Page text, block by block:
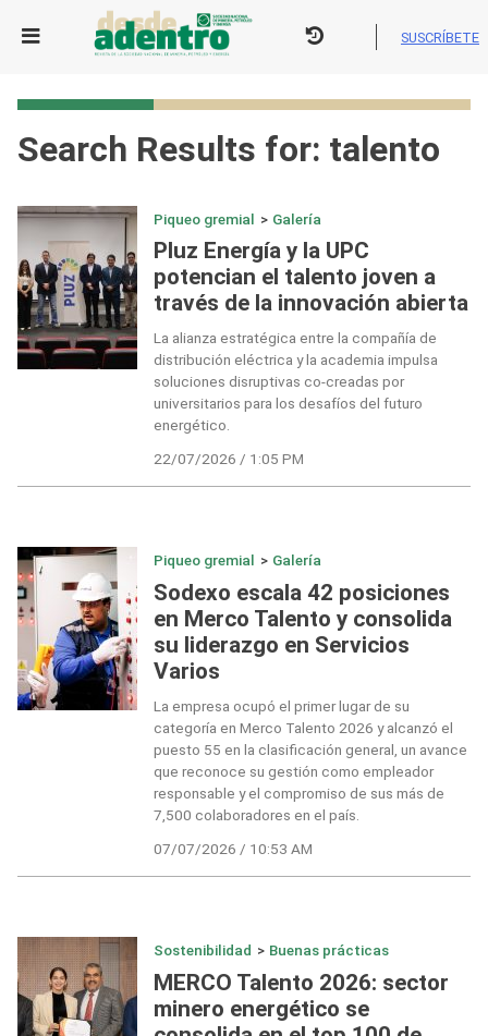
SUSCRÍBETE
Search Results for: talento
Piqueo gremial > Galería
Pluz Energía y la UPC
potencian el talento joven a
través de la innovación abierta
La alianza estratégica entre la compañía de
distribución eléctrica y la academia impulsa
soluciones disruptivas co-creadas por
universitarios para los desafíos del futuro
energético.
22/07/2026 / 1:05 PM
Piqueo gremial > Galería
Sodexo escala 42 posiciones
en Merco Talento y consolida
su liderazgo en Servicios
Varios
La empresa ocupó el primer lugar de su
categoría en Merco Talento 2026 y alcanzó el
puesto 55 en la clasificación general, un avance
que reconoce su gestión como empleador
responsable y el compromiso de sus más de
7,500 colaboradores en el país.
07/07/2026 / 10:53 AM
Sostenibilidad > Buenas prácticas
MERCO Talento 2026: sector
minero energético se